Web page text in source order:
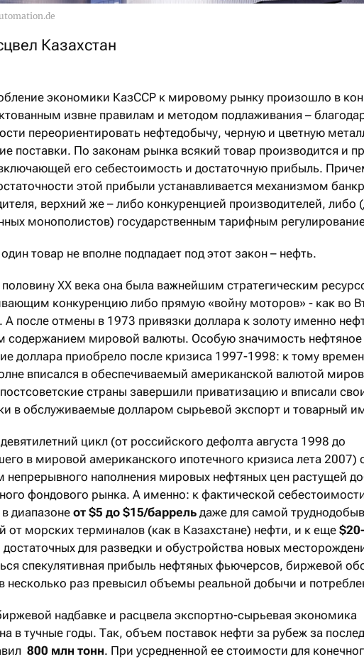
расцвел
экономики КазССР к мировому рынку произошло в
извне правилам и методом подлаживания –
переориентировать нефтедобычу, черную и цветную
поставки. По законам рынка всякий товар производится и
его себестоимость и достаточную прибыль.
этой прибыли устанавливается механизмом
верхний же – либо конкуренцией производителей, либо
монополистов) государственным тарифным
товар не вполне подпадает под этот закон – нефть.
XX века она была важнейшим стратегическим
конкуренцию либо прямую «войну моторов» - как во
после отмены в 1973 привязки доллара к золоту именно
содержанием мировой валюты. Особую значимость нефтяное
доллара приобрело после кризиса 1997-1998: к тому
вписался в обеспечиваемый американской валютой
страны завершили приватизацию и вписали
в обслуживаемые долларом сырьевой экспорт и товарный
цикл (от российского дефолта августа 1998 до
в мировой американского ипотечного кризиса лета 2007)
непрерывного наполнения мировых нефтяных цен растущей
фондового рынка. А именно: к фактической
диапазоне от $5 до $15/баррель даже для самой
от морских терминалов (как в Казахстане) нефти, и к еще
достаточных для разведки и обустройства новых
спекулятивная прибыль нефтяных фьючерсов, биржевой
несколько раз превысил объемы реальной добычи и
надбавке и расцвела экспортно-сырьевая экономика
в тучные годы. Так, объем поставок нефти за рубеж за
800 млн тонн. При усредненной ее стоимости для